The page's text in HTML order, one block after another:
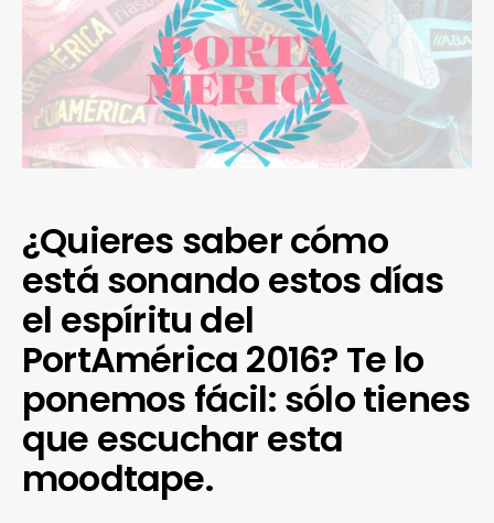
¿Quieres saber cómo
está sonando estos días
el espíritu del
PortAmérica 2016? Te lo
ponemos fácil: sólo tienes
que escuchar esta
moodtape.